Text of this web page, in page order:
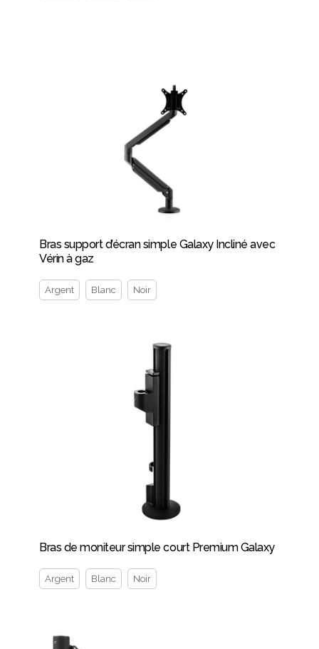
Bras support d’écran simple Galaxy Incliné avec
Vérin à gaz
Argent Blanc Noir
Bras de moniteur simple court Premium Galaxy
Argent Blanc Noir